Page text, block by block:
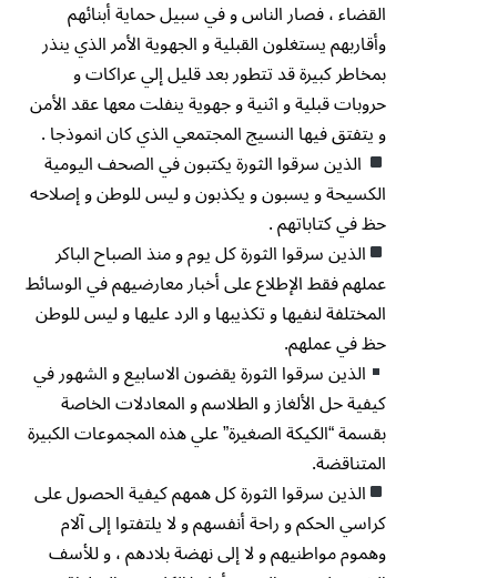
القضاء ، فصار الناس و في سبيل حماية أبنائهم
وأقاربهم يستغلون القبلية و الجهوية الأمر الذي ينذر
بمخاطر كبيرة قد تتطور بعد قليل إلي عراكات و
حروبات قبلية و اثنية و جهوية ينفلت معها عقد الأمن
و يتفتق فيها النسيج المجتمعي الذي كان انموذجا .
الذين سرقوا الثورة يكتبون في الصحف اليومية
الكسيحة و يسبون و يكذبون و ليس للوطن و إصلاحه
حظ في كتاباتهم .
الذين سرقوا الثورة كل يوم و منذ الصباح الباكر
عملهم فقط الإطلاع على أخبار معارضيهم في الوسائط
المختلفة لنفيها و تكذيبها و الرد عليها و ليس للوطن
حظ في عملهم.
الذين سرقوا الثورة يقضون الاسابيع و الشهور في
كيفية حل الألغاز و الطلاسم و المعادلات الخاصة
بقسمة “الكيكة الصغيرة” علي هذه المجموعات الكبيرة
المتناقضة.
الذين سرقوا الثورة كل همهم كيفية الحصول على
كراسي الحكم و راحة أنفسهم و لا يلتفتوا إلى آلام
وهموم مواطنيهم و لا إلى نهضة بلادهم ، و للأسف